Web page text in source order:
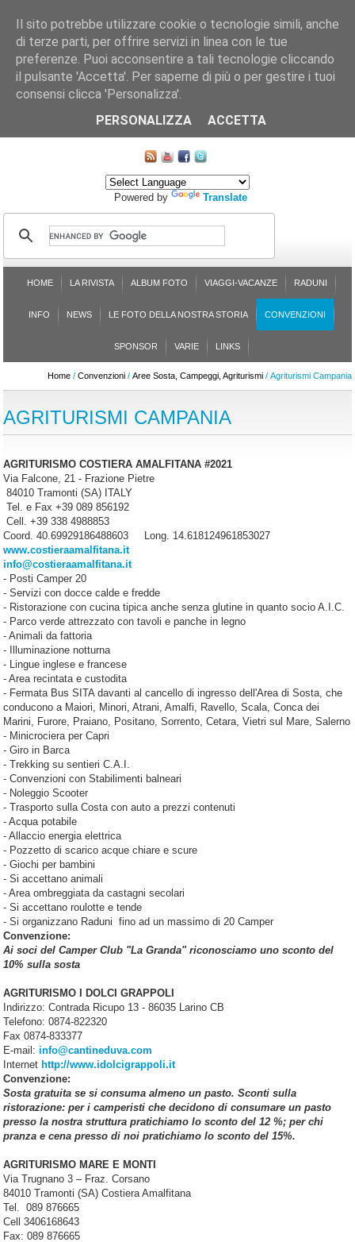
CHI SIAMO LE SEZIONI ASSICURGRANDA
ISCRIZIONE L'AVVOCATO RISPONDE SONDAGGI
Powered by Translate
HOME LA RIVISTA ALBUM FOTO VIAGGI-VACANZE RADUNI
INFO NEWS LE FOTO DELLA NOSTRA STORIA CONVENZIONI
SPONSOR VARIE LINKS
Home/ Convenzioni/ Aree Sosta, Campeggi, Agriturismi/ Agriturismi Campania
AGRITURISMI CAMPANIA
AGRITURISMO COSTIERA AMALFITANA #2021
Via Falcone, 21 - Frazione Pietre
84010 Tramonti (SA) ITALY
Tel. e Fax +39 089 856192
Cell. +39 338 4988853
Coord. 40.69929186488603 Long. 14.618124961853027
www.costieraamalfitana.it
info@costieraamalfitana.it
- Posti Camper 20
- Servizi con docce calde e fredde
- Ristorazione con cucina tipica anche senza glutine in quanto socio A.I.C.
- Parco verde attrezzato con tavoli e panche in legno
- Animali da fattoria
- Illuminazione notturna
- Lingue inglese e francese
- Area recintata e custodita
- Fermata Bus SITA davanti al cancello di ingresso dell'Area di Sosta, che
conducono a Maiori, Minori, Atrani, Amalfi, Ravello, Scala, Conca dei
Marini, Furore, Praiano, Positano, Sorrento, Cetara, Vietri sul Mare, Salerno
- Minicrociera per Capri
- Giro in Barca
- Trekking su sentieri C.A.I.
- Convenzioni con Stabilimenti balneari
- Noleggio Scooter
- Trasporto sulla Costa con auto a prezzi contenuti
- Acqua potabile
- Allaccio energia elettrica
- Pozzetto di scarico acque chiare e scure
- Giochi per bambini
- Si accettano animali
- Area ombreggiata da castagni secolari
- Si accettano roulotte e tende
- Si organizzano Raduni fino ad un massimo di 20 Camper
Convenzione:
Ai soci del Camper Club "La Granda" riconosciamo uno sconto del
10% sulla sosta
AGRITURISMO I DOLCI GRAPPOLI
Indirizzo: Contrada Ricupo 13 - 86035 Larino CB
Telefono: 0874-822320
Fax 0874-833377
E-mail:info@cantineduva.com
Internet http://www.idolcigrappoli.it
Convenzione:
Sosta gratuita se si consuma almeno un pasto. Sconti sulla
ristorazione: per i camperisti che decidono di consumare un pasto
presso la nostra struttura pratichiamo lo sconto del 12 %; per chi
pranza e cena presso di noi pratichiamo lo sconto del 15%.
AGRITURISMO MARE E MONTI
Via Trugnano 3 – Fraz. Corsano
84010 Tramonti (SA) Costiera Amalfitana
Tel. 089 876665
Cell 3406168643
Fax: 089 876665
Il sito potrebbe utilizzare cookie o tecnologie simili, anche
di terze parti, per offrire servizi in linea con le tue
preferenze. Puoi acconsentire a tali tecnologie cliccando
il pulsante 'Accetta'. Per saperne di più o per gestire i tuoi
consensi clicca 'Personalizza'.
PERSONALIZZA
ACCETTA